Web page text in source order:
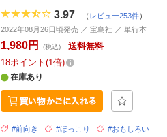
3.97 （ レビュー253件）
2022年08月26日頃発売 ／ 宝島社 ／ 単行本
1,980円 (税込)
送料無料
18ポイント 1倍
在庫あり
#前向き #ほっこり #おもしろい